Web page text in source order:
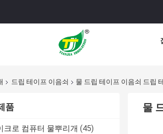
드립 테이프 이음쇠 물 드립 테이프 이음쇠 드립
품
크로 컴퓨터 물뿌리개 (45)
물